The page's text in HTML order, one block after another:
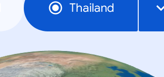
Thailand